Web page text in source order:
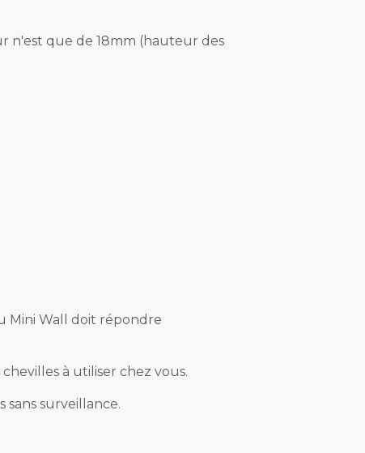
n'est que de 18mm (hauteur des
Mini Wall doit répondre
à utiliser chez vous.
sans surveillance.